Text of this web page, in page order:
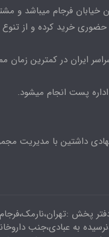
خیابان فرجام میباشد و
خرید کرده و از تنوع
ایران در کمترین زمان
پست انجام میشود.
داشتین با مدیریت
پخش :تهران،نارمک،فرجام
به عبادی،جنب